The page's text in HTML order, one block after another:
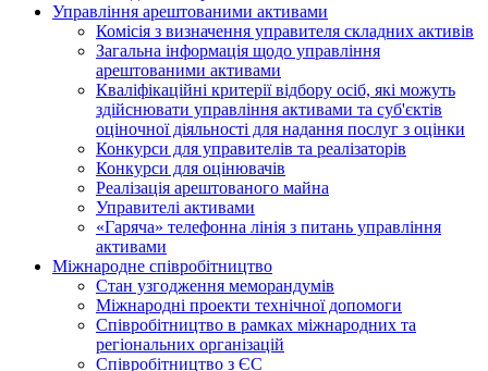
Управління арештованими активами
Комісія з визначення управителя складних активів
Загальна інформація щодо управління
арештованими активами
Кваліфікаційні критерії відбору осіб, які можуть
здiйснювати управління активами та суб'єктів
оціночної діяльності для надання послуг з оцінки
Конкурси для управителів та реалізаторів
Конкурси для оцінювачів
Реалізація арештованого майна
Управителі активами
«Гаряча» телефонна лінія з питань управління
активами
Міжнародне співробітництво
Стан узгодження меморандумів
Міжнародні проекти технічної допомоги
Співробітництво в рамках міжнародних та
регіональних організацій
Співробітництво з ЄС